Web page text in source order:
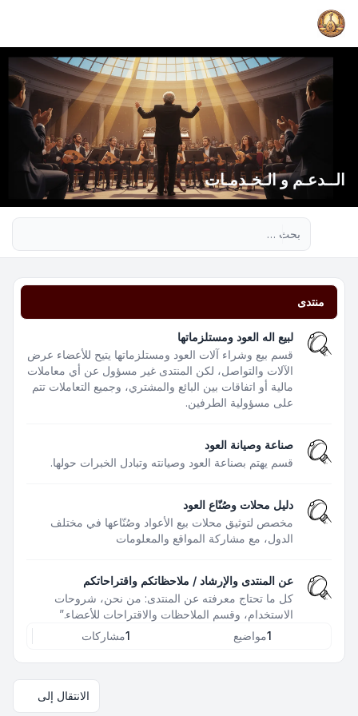
الــدعـم و الـخـدمـات
منتدى
لبيع اله العود ومستلزماتها
قسم بيع وشراء آلات العود ومستلزماتها يتيح للأعضاء عرض
الآلات والتواصل، لكن المنتدى غير مسؤول عن أي معاملات
مالية أو اتفاقات بين البائع والمشتري، وجميع التعاملات تتم
على مسؤولية الطرفين.
صناعة وصيانة العود
قسم يهتم بصناعة العود وصيانته وتبادل الخبرات حولها.
دليل محلات وصُنّاع العود
مخصص لتوثيق محلات بيع الأعواد وصُنّاعها في مختلف
الدول، مع مشاركة المواقع والمعلومات
عن المنتدى والإرشاد / ملاحظاتكم واقتراحاتكم
كل ما تحتاج معرفته عن المنتدى: من نحن، شروحات
الاستخدام، وقسم الملاحظات والاقتراحات للأعضاء.”
1مواضيع 1مشاركات
الانتقال إلى